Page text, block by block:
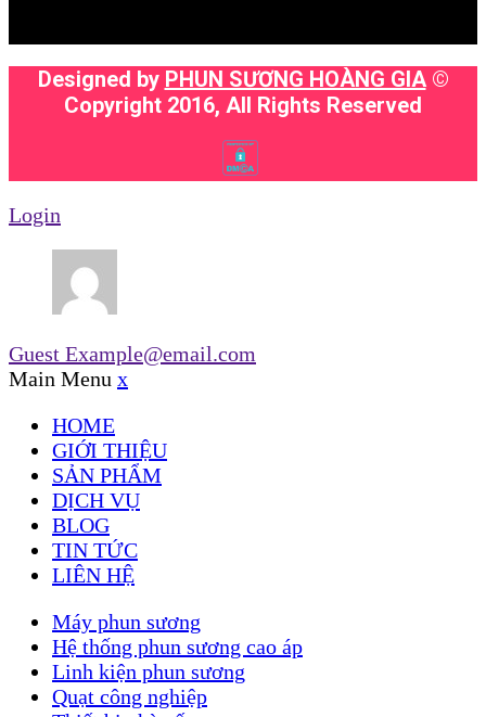
Designed by PHUN SƯƠNG HOÀNG GIA©
Copyright 2016, All Rights Reserved
Login
Guest Example@email.com
Main Menu x
HOME
GIỚI THIỆU
SẢN PHẨM
DỊCH VỤ
BLOG
TIN TỨC
LIÊN HỆ
Máy phun sương
Hệ thống phun sương cao áp
Linh kiện phun sương
Quạt công nghiệp